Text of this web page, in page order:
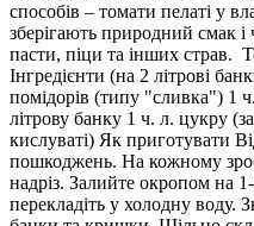
способів – томати пелаті у
зберігають природний смак і
пасти, піци та інших страв.
Інгредієнти (на 2 літрові
помідорів (типу "сливка") 1
літрову банку 1 ч. л. цукру
кислуваті) Як приготувати
пошкоджень. На кожному
надріз. Залийте окропом на
перекладіть у холодну воду.